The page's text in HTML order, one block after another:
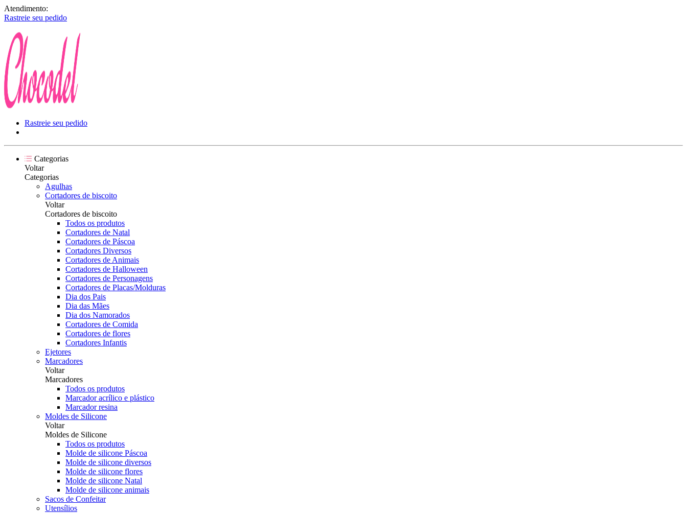
Atendimento:
Rastreie seu pedido
Rastreie seu pedido
Categorias
Voltar
Categorias
Agulhas
Cortadores de biscoito
Voltar
Cortadores de biscoito
Todos os produtos
Cortadores de Natal
Cortadores de Páscoa
Cortadores Diversos
Cortadores de Animais
Cortadores de Halloween
Cortadores de Personagens
Cortadores de Placas/Molduras
Dia dos Pais
Dia das Mães
Dia dos Namorados
Cortadores de Comida
Cortadores de flores
Cortadores Infantis
Ejetores
Marcadores
Voltar
Marcadores
Todos os produtos
Marcador acrílico e plástico
Marcador resina
Moldes de Silicone
Voltar
Moldes de Silicone
Todos os produtos
Molde de silicone Páscoa
Molde de silicone diversos
Molde de silicone flores
Molde de silicone Natal
Molde de silicone animais
Sacos de Confeitar
Utensílios